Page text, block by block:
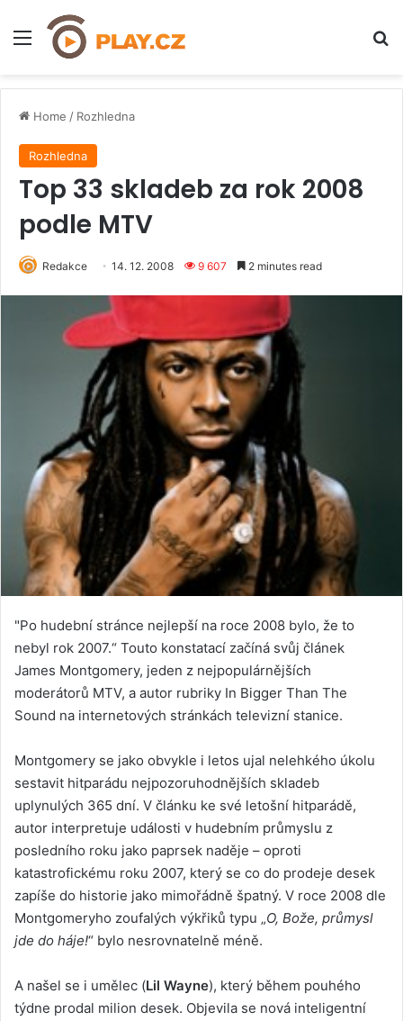
Menu
Home / Rozhledna
Rozhledna
Top 33 skladeb za rok 2008
podle MTV
Redakce 14. 12. 2008 9 607 2 minutes read
"Po hudební stránce nejlepší na roce 2008 bylo, že to
nebyl rok 2007.“ Touto konstatací začíná svůj článek
James Montgomery, jeden z nejpopulárnějších
moderátorů MTV, a autor rubriky In Bigger Than The
Sound na internetových stránkách televizní stanice.
Montgomery se jako obvykle i letos ujal nelehkého úkolu
sestavit hitparádu nejpozoruhodnějších skladeb
uplynulých 365 dní. V článku ke své letošní hitparádě,
autor interpretuje události v hudebním průmyslu z
posledního roku jako paprsek naděje – oproti
katastrofickému roku 2007, který se co do prodeje desek
zapíše do historie jako mimořádně špatný. V roce 2008 dle
Montgomeryho zoufalých výkřiků typu „O, Bože, průmysl
jde do háje!“ bylo nesrovnatelně méně.
A našel se i umělec (Lil Wayne), který během pouhého
týdne prodal milion desek. Objevila se nová inteligentní